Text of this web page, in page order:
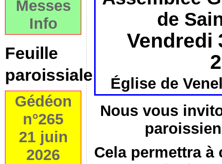
Messes
Info
Feuille
paroissiale
Gédéon
n°265
21 juin
2026
de
Vendredi
Église de
Nous vous
Cela permettra à